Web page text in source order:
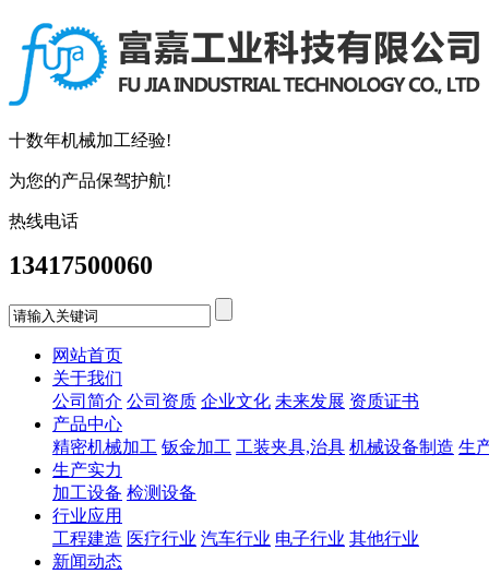
十数年机械加工经验!
为您的产品保驾护航!
热线电话
13417500060
网站首页
关于我们
公司简介 公司资质 企业文化 未来发展 资质证书
产品中心
精密机械加工 钣金加工 工装夹具,治具 机械设备制造 生
生产实力
加工设备 检测设备
行业应用
工程建造 医疗行业 汽车行业 电子行业 其他行业
新闻动态